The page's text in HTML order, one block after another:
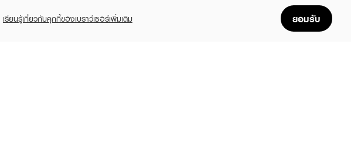
เรียนรู้เกี่ยวกับคุกกี้ของเบราว์เซอร์เพิ่มเติม ยอมรับ